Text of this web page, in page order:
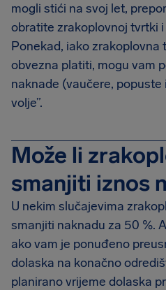
mogli stići na svoj let,
obratite zrakoplovnoj tvrtki
Ponekad, iako zrakoplovna
obvezna platiti, mogu vam
naknade (vaučere, popuste
volje”.
Može li
smanjiti iznos
U nekim slučajevima
smanjiti naknadu za 50 %.
ako vam je ponuđeno
dolaska na konačno
planirano vrijeme dolaska